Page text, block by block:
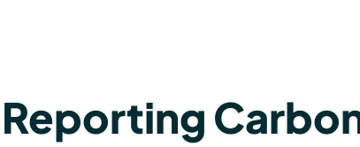
Reporting